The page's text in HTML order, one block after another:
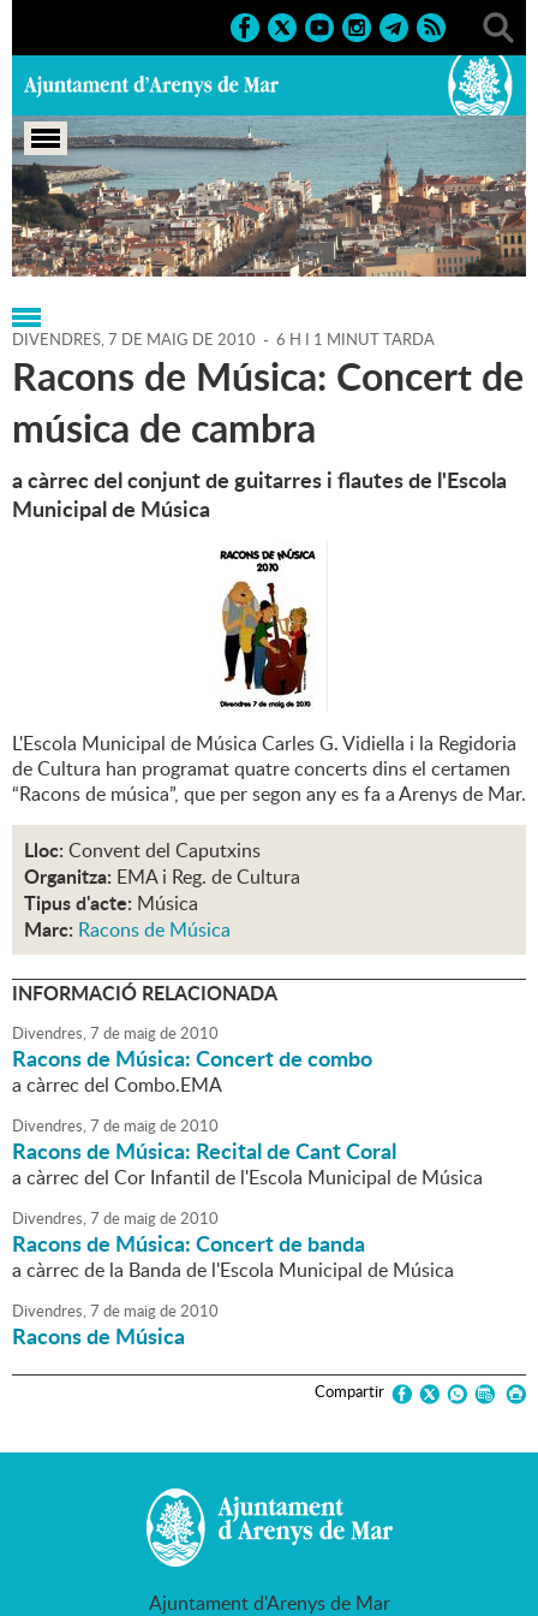
Portada > Regidories > Cultura > Agenda > 07-05-2010
DIVENDRES,7 DE MAIG DE 2010 - 6 H I 1 MINUT TARDA
Racons de Música: Concert de
música de cambra
a càrrec del conjunt de guitarres i flautes de l'Escola
Municipal de Música
L'Escola Municipal de Música Carles G. Vidiella i la Regidoria
de Cultura han programat quatre concerts dins el certamen
“Racons de música”, que per segon any es fa a Arenys de Mar.
Lloc: Convent del Caputxins
Organitza: EMA i Reg. de Cultura
Tipus d'acte: Música
Marc: Racons de Música
INFORMACIÓ RELACIONADA
Divendres,7 de maigde2010
Racons de Música: Concert de combo
a càrrec del Combo.EMA
Divendres,7 de maigde2010
Racons de Música: Recital de Cant Coral
a càrrec del Cor Infantil de l'Escola Municipal de Música
Divendres,7 de maigde2010
Racons de Música: Concert de banda
a càrrec de la Banda de l'Escola Municipal de Música
Divendres,7 de maigde2010
Racons de Música
Compartir
Ajuntament d'Arenys de Mar